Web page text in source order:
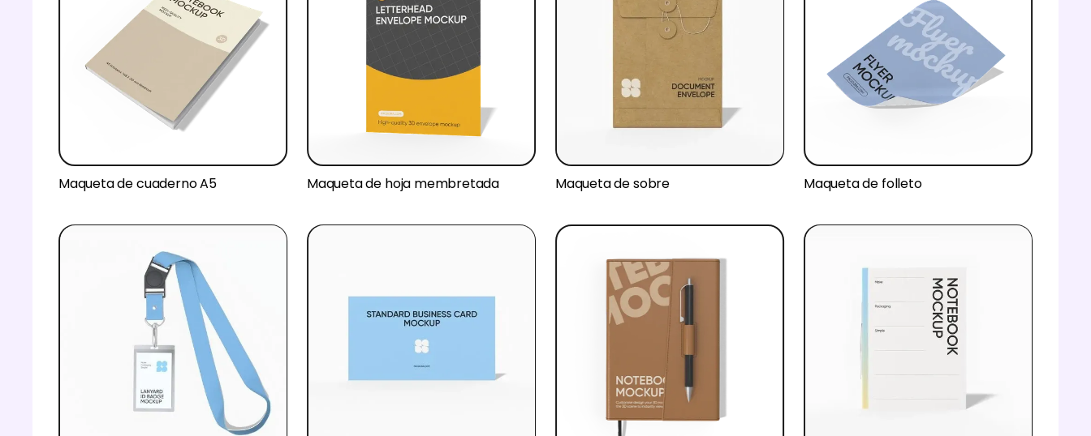
Maqueta de cuaderno A5 Maqueta de hoja membretada Maqueta de sobre Maqueta de folleto